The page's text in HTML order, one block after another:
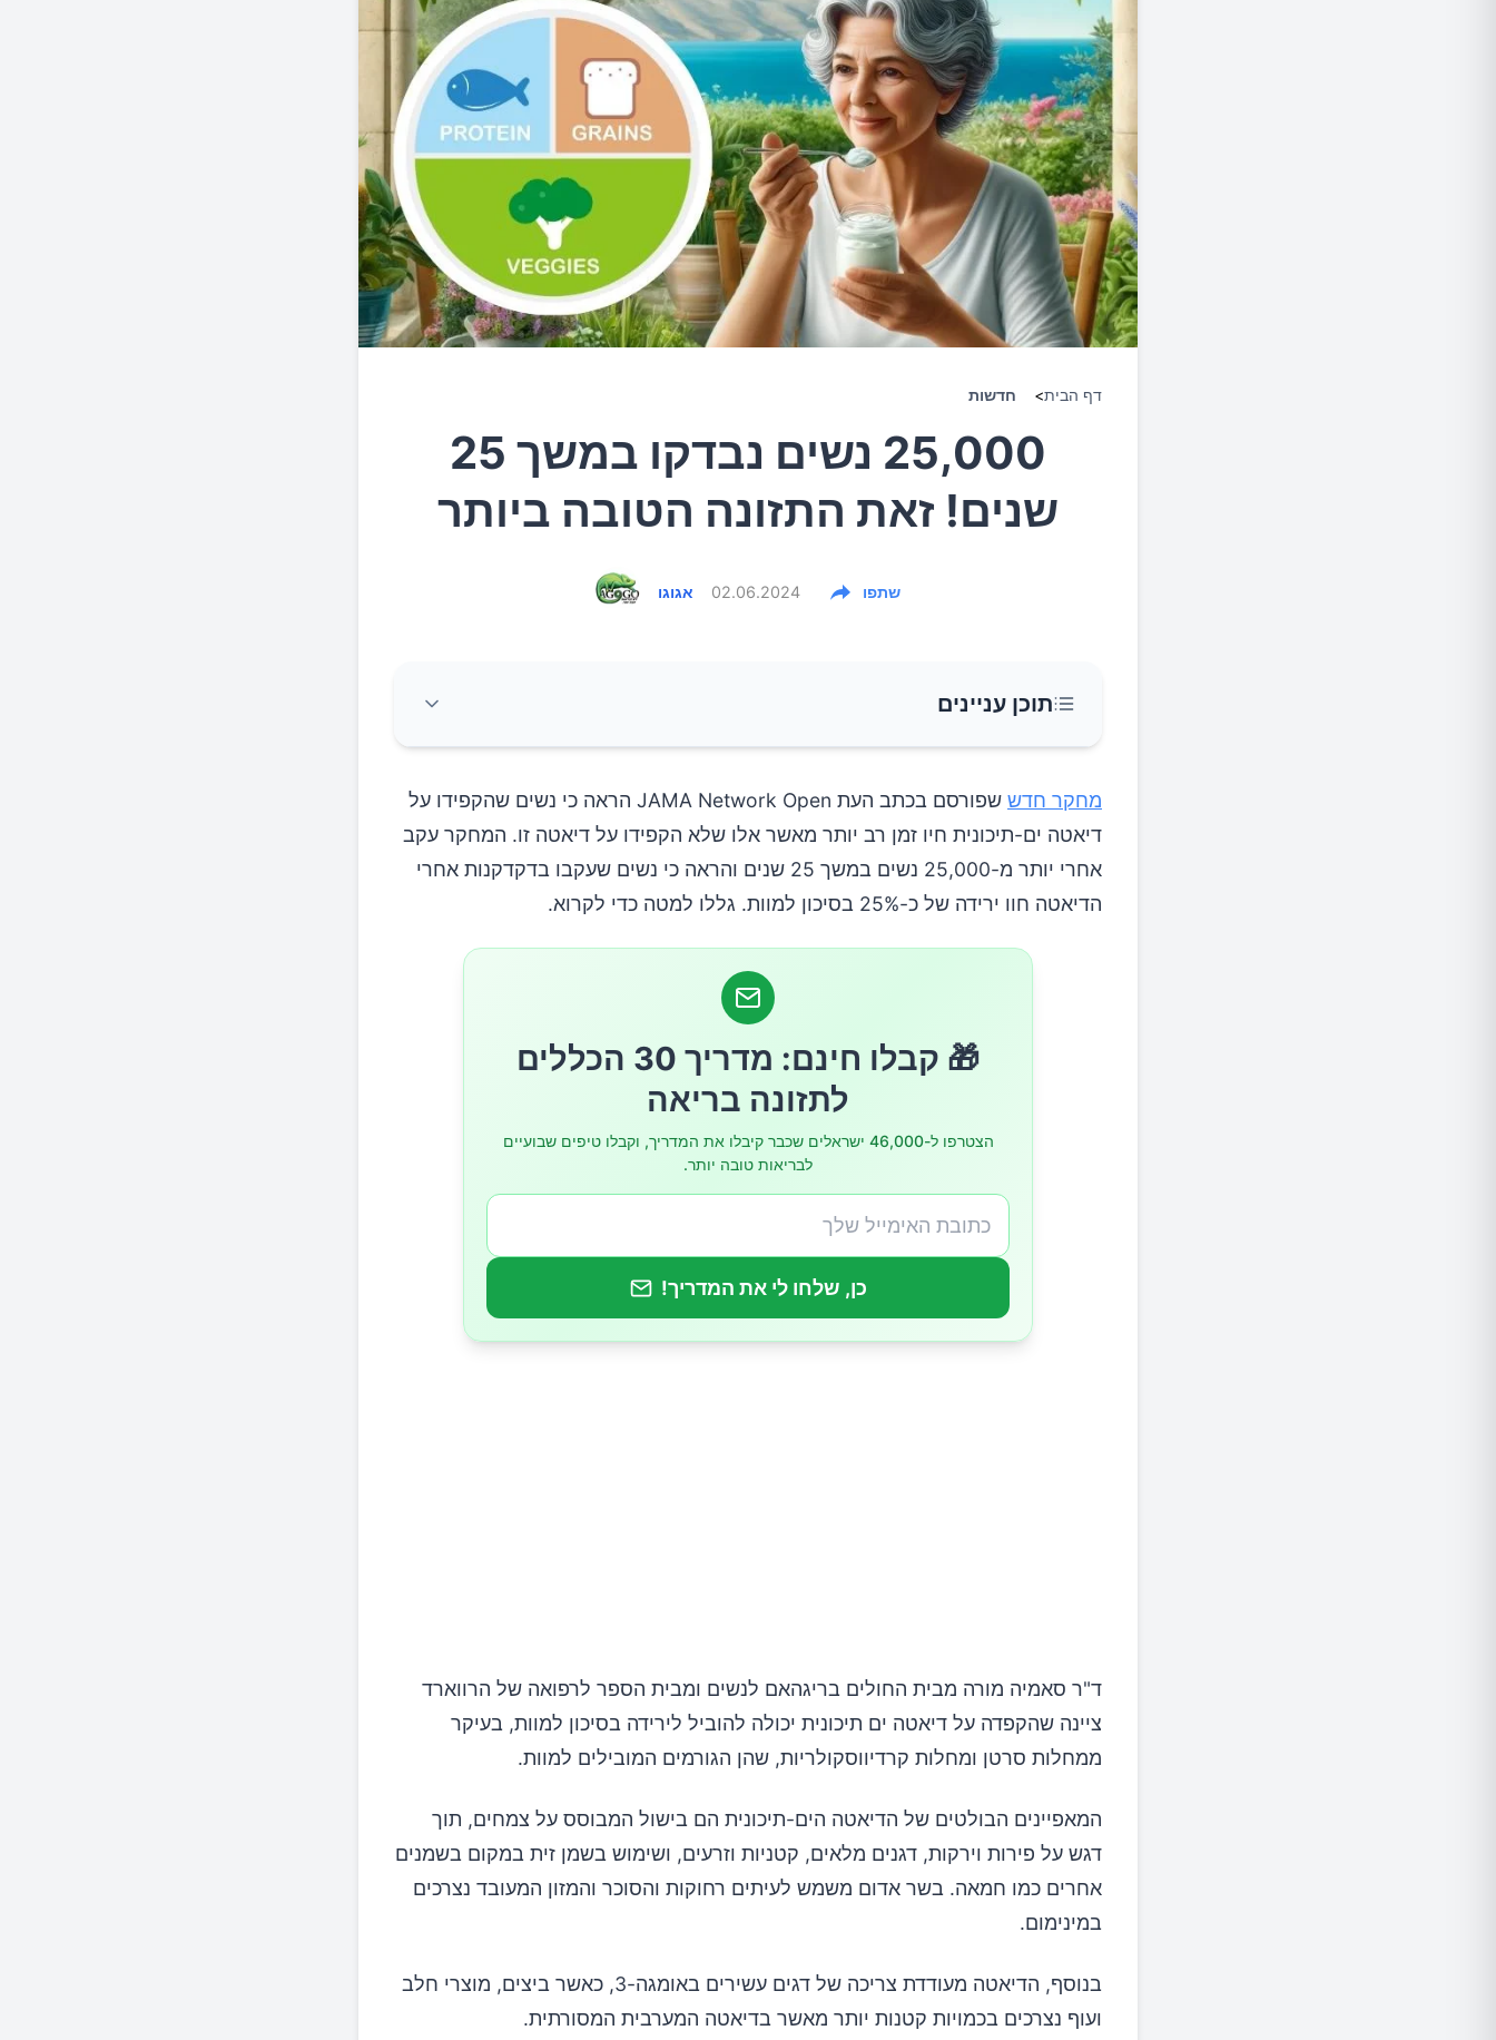
דף הבית> חדשות
25,000 נשים נבדקו במשך 25
שנים! זאת התזונה הטובה ביותר
אגוגו 02.06.2024 שתפו
תוכן עניינים
איך לאמץ את הדיאטה הים-תיכונית
הגדלת צריכת פירות וירקות:
שימוש בשמנים בריאים:
העדפת חלבונים בריאים:
הפחתת צריכת בשר אדום:
הפחתת צריכת סוכר ומזון מעובד:
הקפדה על שתיית מים:
מחקר חדש
שפורסם בכתב העת JAMA Network Open הראה כי נשים שהקפידו על
דיאטה ים-תיכונית חיו זמן רב יותר מאשר אלו שלא הקפידו על דיאטה זו. המחקר עקב
אחרי יותר מ-25,000 נשים במשך 25 שנים והראה כי נשים שעקבו בדקדקנות אחרי
הדיאטה חוו ירידה של כ-25% בסיכון למוות. גללו למטה כדי לקרוא.
🎁 קבלו חינם: מדריך 30 הכללים
לתזונה בריאה
הצטרפו ל-46,000 ישראלים שכבר קיבלו את המדריך, וקבלו טיפים שבועיים
לבריאות טובה יותר.
כן, שלחו לי את המדריך!
ד"ר סאמיה מורה מבית החולים בריגהאם לנשים ומבית הספר לרפואה של הרווארד
ציינה שהקפדה על דיאטה ים תיכונית יכולה להוביל לירידה בסיכון למוות, בעיקר
ממחלות סרטן ומחלות קרדיווסקולריות, שהן הגורמים המובילים למוות.
המאפיינים הבולטים של הדיאטה הים-תיכונית הם בישול המבוסס על צמחים, תוך
דגש על פירות וירקות, דגנים מלאים, קטניות וזרעים, ושימוש בשמן זית במקום בשמנים
אחרים כמו חמאה. בשר אדום משמש לעיתים רחוקות והסוכר והמזון המעובד נצרכים
במינימום.
בנוסף, הדיאטה מעודדת צריכה של דגים עשירים באומגה-3, כאשר ביצים, מוצרי חלב
ועוף נצרכים בכמויות קטנות יותר מאשר בדיאטה המערבית המסורתית.